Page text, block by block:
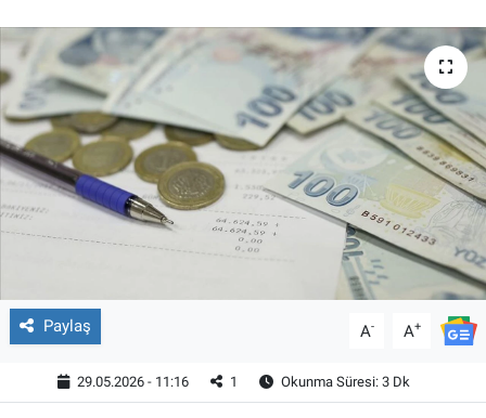
Paylaş A- A+
29.05.2026 - 11:16 1 Okunma Süresi: 3 Dk